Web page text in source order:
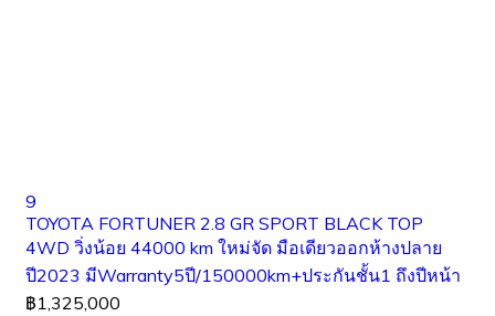
9
TOYOTA FORTUNER 2.8 GR SPORT BLACK TOP
4WD วิ่งน้อย 44000 km ใหม่จัด มือเดียวออกห้างปลาย
ปี2023 มีWarranty5ปี/150000km+ประกันชั้น1 ถึงปีหน้า
฿1,325,000